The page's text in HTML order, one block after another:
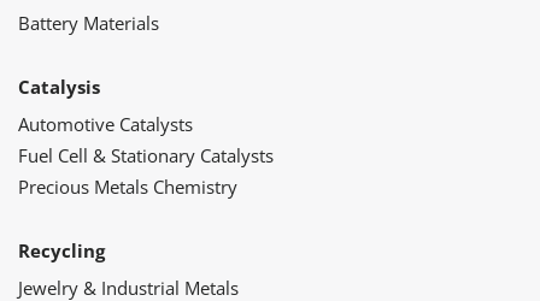
Battery Materials
Catalysis
Automotive Catalysts
Fuel Cell & Stationary Catalysts
Precious Metals Chemistry
Recycling
Jewelry & Industrial Metals